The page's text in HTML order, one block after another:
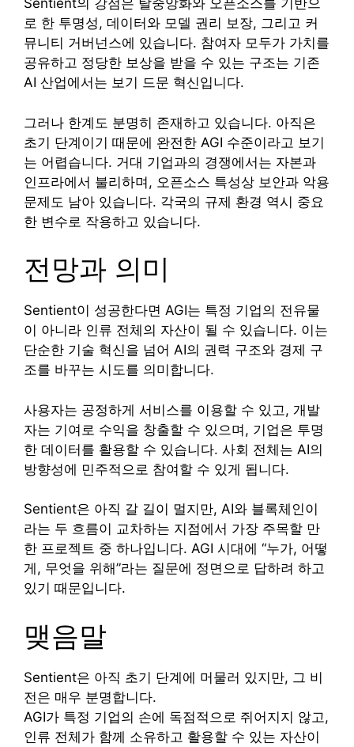
Sentient의 강점은 탈중앙화와 오픈소스를 기반으
로 한 투명성, 데이터와 모델 권리 보장, 그리고 커
뮤니티 거버넌스에 있습니다. 참여자 모두가 가치를
공유하고 정당한 보상을 받을 수 있는 구조는 기존
AI 산업에서는 보기 드문 혁신입니다.
그러나 한계도 분명히 존재하고 있습니다. 아직은
초기 단계이기 때문에 완전한 AGI 수준이라고 보기
는 어렵습니다. 거대 기업과의 경쟁에서는 자본과
인프라에서 불리하며, 오픈소스 특성상 보안과 악용
문제도 남아 있습니다. 각국의 규제 환경 역시 중요
한 변수로 작용하고 있습니다.
전망과 의미
Sentient이 성공한다면 AGI는 특정 기업의 전유물
이 아니라 인류 전체의 자산이 될 수 있습니다. 이는
단순한 기술 혁신을 넘어 AI의 권력 구조와 경제 구
조를 바꾸는 시도를 의미합니다.
사용자는 공정하게 서비스를 이용할 수 있고, 개발
자는 기여로 수익을 창출할 수 있으며, 기업은 투명
한 데이터를 활용할 수 있습니다. 사회 전체는 AI의
방향성에 민주적으로 참여할 수 있게 됩니다.
Sentient은 아직 갈 길이 멀지만, AI와 블록체인이
라는 두 흐름이 교차하는 지점에서 가장 주목할 만
한 프로젝트 중 하나입니다. AGI 시대에 “누가, 어떻
게, 무엇을 위해”라는 질문에 정면으로 답하려 하고
있기 때문입니다.
맺음말
Sentient은 아직 초기 단계에 머물러 있지만, 그 비
전은 매우 분명합니다.
AGI가 특정 기업의 손에 독점적으로 쥐어지지 않고,
인류 전체가 함께 소유하고 활용할 수 있는 자산이